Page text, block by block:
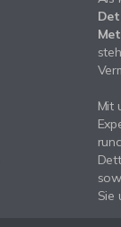
Mit
Sie